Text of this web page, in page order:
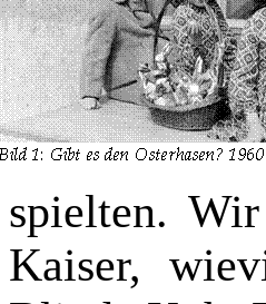
spielten.
Kaiser,